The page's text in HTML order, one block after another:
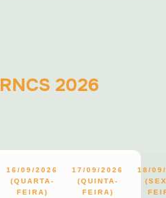
RNCS 2026
16/09/2026
(QUARTA-
FEIRA)
17/09/2026
(QUINTA-
FEIRA)
18/